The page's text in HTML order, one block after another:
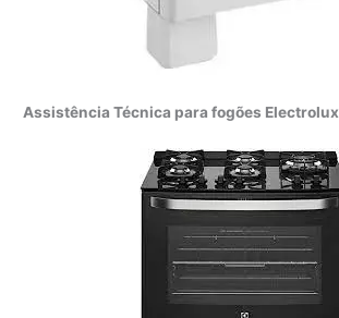
Assistência Técnica para fogões Electrolux